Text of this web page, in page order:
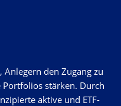
den Zugang zu
stärken. Durch
aktive und ETF-